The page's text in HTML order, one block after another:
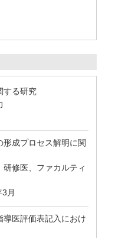
する研究
形成プロセス解明に関
研修医、ファカルティ
月
導医評価表記入におけ